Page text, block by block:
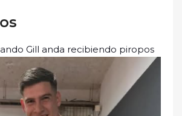
Gill anda recibiendo piropos